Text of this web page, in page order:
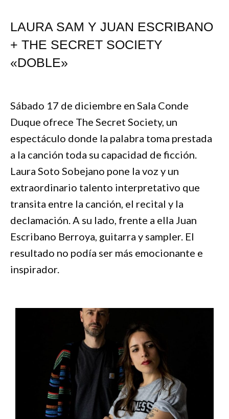
LAURA SAM Y JUAN ESCRIBANO
+ THE SECRET SOCIETY
«DOBLE»
Sábado 17 de diciembre en Sala Conde
Duque ofrece The Secret Society, un
espectáculo donde la palabra toma prestada
a la canción toda su capacidad de ficción.
Laura Soto Sobejano pone la voz y un
extraordinario talento interpretativo que
transita entre la canción, el recital y la
declamación. A su lado, frente a ella Juan
Escribano Berroya, guitarra y sampler. El
resultado no podía ser más emocionante e
inspirador.